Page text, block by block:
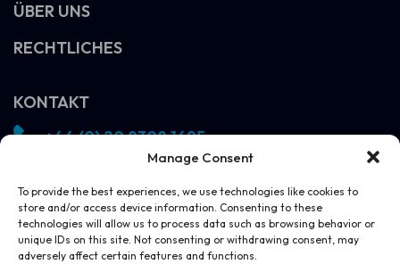
Manage Consent
To provide the best experiences, we use technologies like cookies to
store and/or access device information. Consenting to these
technologies will allow us to process data such as browsing behavior or
unique IDs on this site. Not consenting or withdrawing consent, may
adversely affect certain features and functions.
ÜBER UNS
RECHTLICHES
KONTAKT
+44 (0) 20 8308 1695
info@vivosight.com
DEMO VEREINBAREN